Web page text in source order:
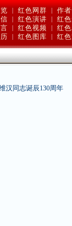
红色网群
作
红色演讲
红
红色视频
红
红色图库 红
汉同志诞辰130周年